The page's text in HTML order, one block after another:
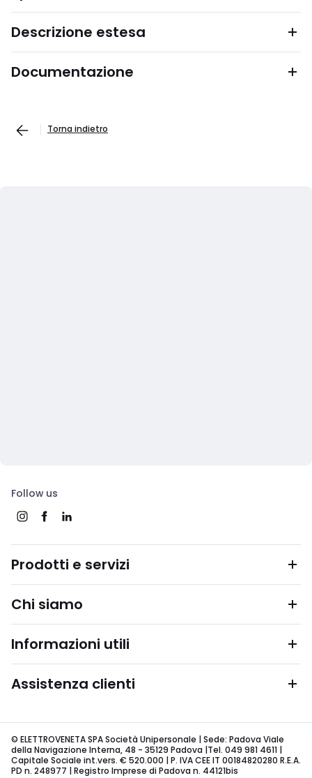
Descrizione estesa
Documentazione
Torna indietro
Follow us
Prodotti e servizi
Chi siamo
Informazioni utili
Assistenza clienti
© ELETTROVENETA SPA Società Unipersonale | Sede: Padova Viale
della Navigazione Interna, 48 - 35129 Padova |Tel. 049 981 4611 |
Capitale Sociale int.vers. € 520.000 | P. IVA CEE IT 00184820280 R.E.A.
PD n. 248977 | Registro Imprese di Padova n. 44121bis